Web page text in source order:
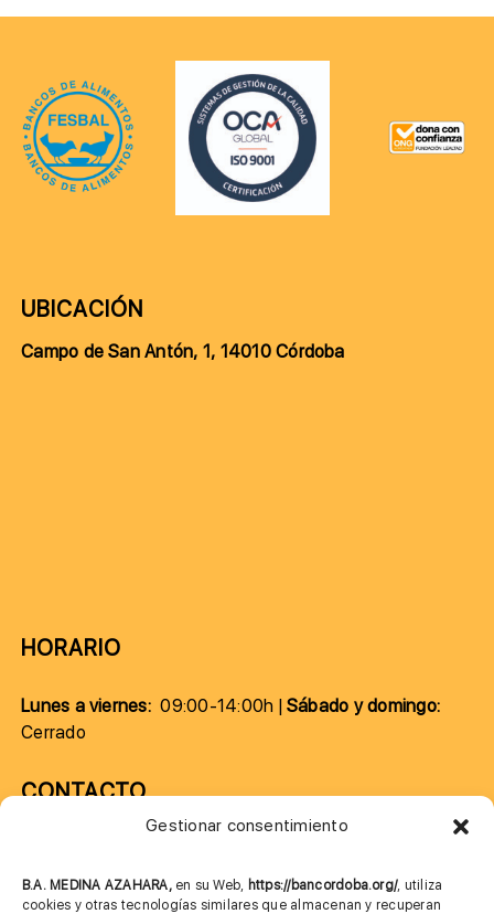
Gestionar consentimiento
B.A. MEDINA AZAHARA, en su Web, https://bancordoba.org/, utiliza
cookies y otras tecnologías similares que almacenan y recuperan
UBICACIÓN
Campo de San Antón, 1, 14010 Córdoba
HORARIO
Lunes a viernes:09:00-14:00h |Sábado y domingo:
Cerrado
CONTACTO
685 901 226